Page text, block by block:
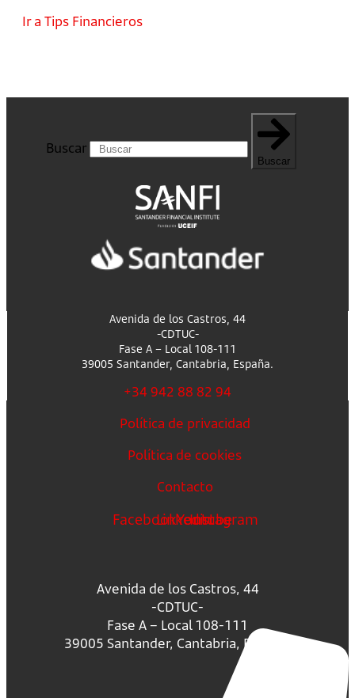
Ir a Tips Financieros
Buscar
Buscar
Avenida de los Castros, 44
-CDTUC-
Fase A – Local 108-111
39005 Santander, Cantabria, España.
+34 942 88 82 94
Política de privacidad
Política de cookies
Contacto
FacebookLinkedin
Youtube
Instagram
Avenida de los Castros, 44
-CDTUC-
Fase A – Local 108-111
39005 Santander, Cantabria, España.